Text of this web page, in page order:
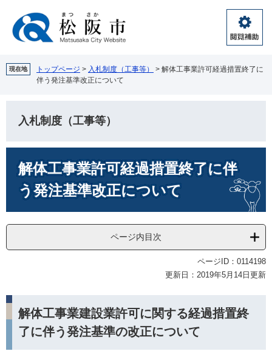
へ
閲
覧
助
現在地 トップページ > 入札制度（工事等） > 解体工事業許可経過措置終了に
伴う発注基準改正について
入札制度（工事等）
解体工事業許可経過措置終了に伴
う発注基準改正について
ページ内目次
ページID：0114198
更新日：2019年5月14日更新
解体工事業建設業許可に関する経過措置終
了に伴う発注基準の改正について